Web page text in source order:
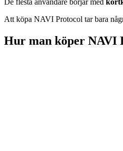
Gå med de bästa handlarna
Njut av vinstdelning och
Att köpa NAVI Protocol tar bara
Hur man köper NAVI